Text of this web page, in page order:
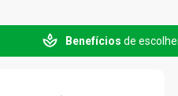
Benefícios de